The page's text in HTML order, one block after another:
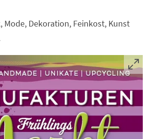
Mode, Dekoration, Feinkost, Kunst